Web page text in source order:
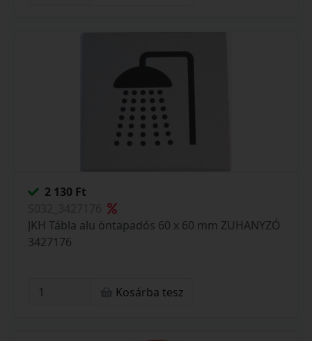
2 130 Ft
JKH Tábla alu öntapadós 60 x 60 mm ZUHANYZÓ
3427176
Kosárba tesz